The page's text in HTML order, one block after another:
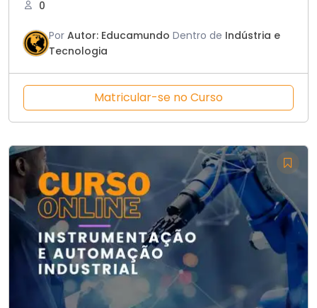
0
Por Autor: Educamundo Dentro de Indústria e
Tecnologia
Matricular-se no Curso